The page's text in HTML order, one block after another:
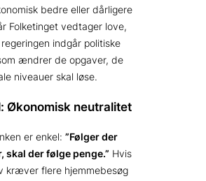
bedre eller dårligere
Folketinget vedtager love,
indgår politiske
ændrer de opgaver, de
niveauer skal løse.
Økonomisk neutralitet
er enkel: ”Følger der
skal der følge penge.” Hvis
kræver flere hjemmebesøg